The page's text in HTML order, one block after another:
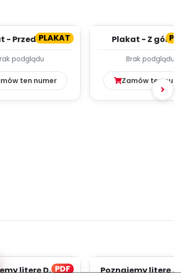
PLAKAT
- Przedszkole
podglądu
ten numer
Plakat - Z górki
Brak podglądu
Zamów ten
PDF
literę D, cz. 1
Poznajemy literę A,